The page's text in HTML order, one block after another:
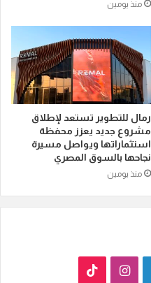
منذ يومين
رمال للتطوير تستعد لإطلاق
مشروع جديد يعزز محفظة
استثماراتها ويواصل مسيرة
نجاحها بالسوق المصري
منذ يومين